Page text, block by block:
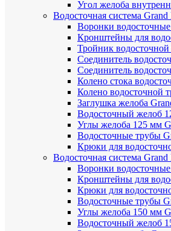
Угол желоба
Водосточная система
Воронки
Кронштейны для
Тройник
Соединитель
Соединитель
Колено стока
Колено водосточной
Заглушка желоба
Водосточный желоб
Углы желоба 125 мм
Водосточные трубы
Крюки для
Водосточная система
Воронки
Кронштейны для
Крюки для
Водосточные трубы
Углы желоба 150 мм
Водосточный желоб